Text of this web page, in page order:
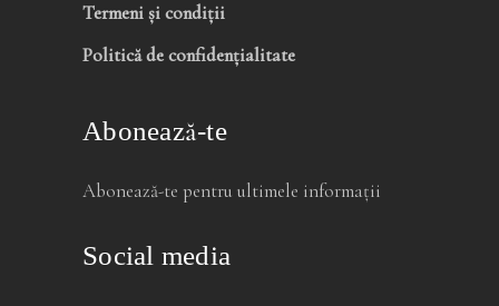
Termeni și condiții
Politică de confidențialitate
Abonează-te
Abonează-te pentru ultimele informații
Social media